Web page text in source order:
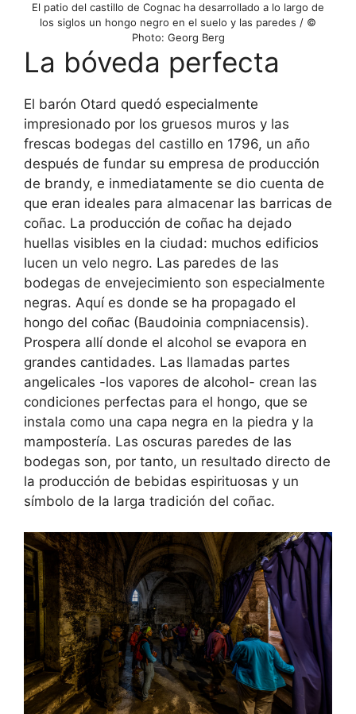
El patio del castillo de Cognac ha desarrollado a lo largo de
los siglos un hongo negro en el suelo y las paredes / ©
Photo: Georg Berg
La bóveda perfecta
El barón Otard quedó especialmente
impresionado por los gruesos muros y las
frescas bodegas del castillo en 1796, un año
después de fundar su empresa de producción
de brandy, e inmediatamente se dio cuenta de
que eran ideales para almacenar las barricas de
coñac. La producción de coñac ha dejado
huellas visibles en la ciudad: muchos edificios
lucen un velo negro. Las paredes de las
bodegas de envejecimiento son especialmente
negras. Aquí es donde se ha propagado el
hongo del coñac (Baudoinia compniacensis).
Prospera allí donde el alcohol se evapora en
grandes cantidades. Las llamadas partes
angelicales -los vapores de alcohol- crean las
condiciones perfectas para el hongo, que se
instala como una capa negra en la piedra y la
mampostería. Las oscuras paredes de las
bodegas son, por tanto, un resultado directo de
la producción de bebidas espirituosas y un
símbolo de la larga tradición del coñac.